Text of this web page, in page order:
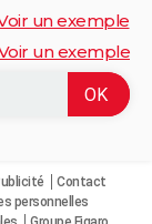
un exemple
un exemple
Contact
personnelles